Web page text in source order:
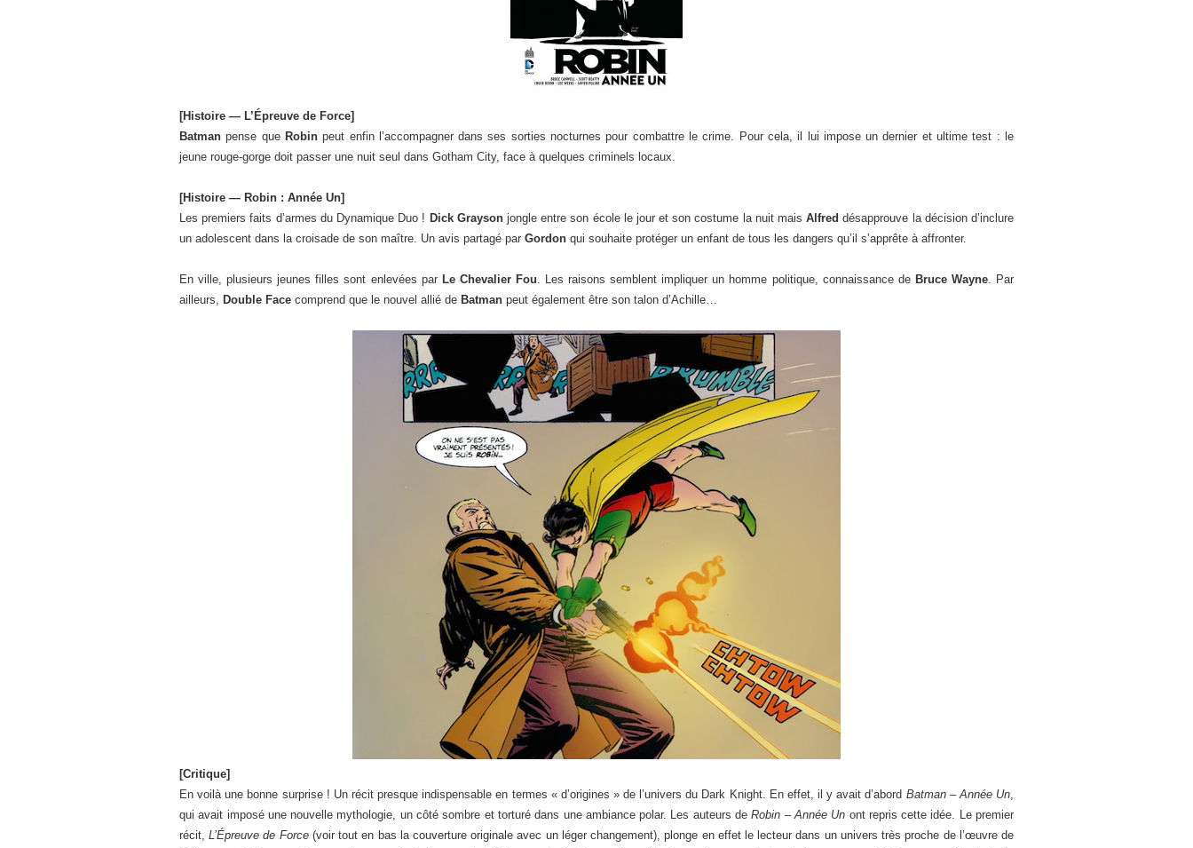
[Histoire — L’Épreuve de Force]
Batman pense que Robinpeut enfin l’accompagner dans ses sorties nocturnes pour combattre le crime. Pour cela, il lui impose un dernier et ultime test : le
jeune rouge-gorge doit passer une nuit seul dans Gotham City, face à quelques criminels locaux.
[Histoire — Robin : Année Un]
Les premiers faits d’armes du Dynamique Duo ! Dick Graysonjongle entre son école le jour et son costume la nuit maisAlfred désapprouve la décision d’inclure
un adolescent dans la croisade de son maître. Un avis partagé par Gordon qui souhaite protéger un enfant de tous les dangers qu’il s’apprête à affronter.
En ville, plusieurs jeunes filles sont enlevées par Le Chevalier Fou. Les raisons semblent impliquer un homme politique, connaissance de Bruce Wayne. Par
ailleurs, Double Face comprend que le nouvel allié de Batman peut également être son talon d’Achille…
[Critique]
En voilà une bonne surprise ! Un récit presque indispensable en termes « d’origines » de l’univers du Dark Knight. En effet, il y avait d’abord Batman – Année Un,
qui avait imposé une nouvelle mythologie, un côté sombre et torturé dans une ambiance polar. Les auteurs deRobin – Année Un ont repris cette idée. Le premier
récit,L’Épreuve de Force(voir tout en bas la couverture originale avec un léger changement), plonge en effet le lecteur dans un univers très proche de l’œuvre de